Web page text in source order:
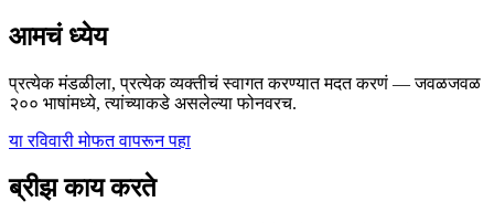
आमचं ध्येय
प्रत्येक मंडळीला, प्रत्येक व्यक्तीचं स्वागत करण्यात मदत करणं — जवळजवळ
२०० भाषांमध्ये, त्यांच्याकडे असलेल्या फोनवरच.
या रविवारी मोफत वापरून पहा
ब्रीझ काय करते